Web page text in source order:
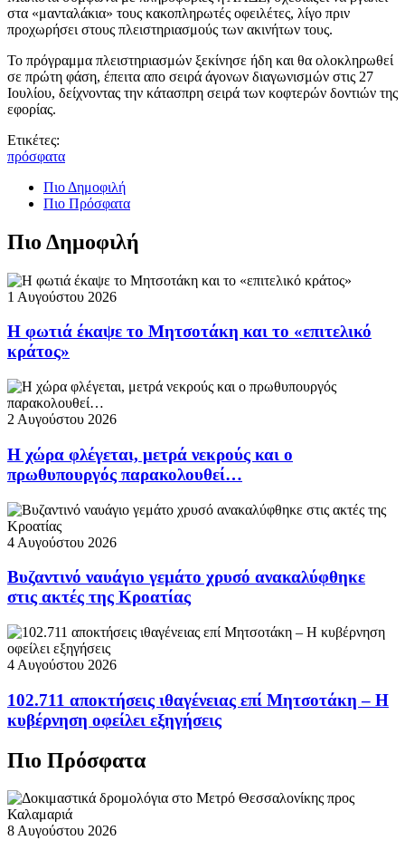
στα «μανταλάκια» τους κακοπληρωτές οφειλέτες, λίγο πριν
προχωρήσει στους πλειστηριασμούς των ακινήτων τους.
Το πρόγραμμα πλειστηριασμών ξεκίνησε ήδη και θα ολοκληρωθεί
σε πρώτη φάση, έπειτα απο σειρά άγονων διαγωνισμών στις 27
Ιουλίου, δείχνοντας την κάτασπρη σειρά των κοφτερών δοντιών της
εφορίας.
Ετικέτες:
πρόσφατα
Πιο Δημοφιλή
Πιο Πρόσφατα
Πιο Δημοφιλή
1 Αυγούστου 2026
Η φωτιά έκαψε το Μητσοτάκη και το «επιτελικό
κράτος»
2 Αυγούστου 2026
Η χώρα φλέγεται, μετρά νεκρούς και ο
πρωθυπουργός παρακολουθεί…
4 Αυγούστου 2026
Βυζαντινό ναυάγιο γεμάτο χρυσό ανακαλύφθηκε
στις ακτές της Κροατίας
4 Αυγούστου 2026
102.711 αποκτήσεις ιθαγένειας επί Μητσοτάκη – Η
κυβέρνηση οφείλει εξηγήσεις
Πιο Πρόσφατα
8 Αυγούστου 2026